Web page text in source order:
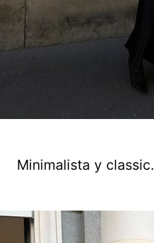
Minimalista y classic.